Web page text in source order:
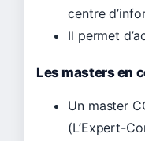
centre
Il permet
Les masters en
Un master
(L’Expert-